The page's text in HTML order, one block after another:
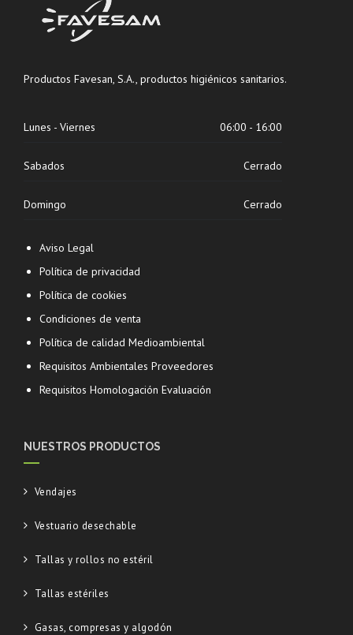
Productos Favesan, S.A., productos higiénicos sanitarios.
Lunes - Viernes 06:00 - 16:00
Sabados Cerrado
Domingo Cerrado
Aviso Legal
Política de privacidad
Política de cookies
Condiciones de venta
Política de calidad Medioambiental
Requisitos Ambientales Proveedores
Requisitos Homologación Evaluación
NUESTROS PRODUCTOS
Vendajes
Vestuario desechable
Tallas y rollos no estéril
Tallas estériles
Gasas, compresas y algodón